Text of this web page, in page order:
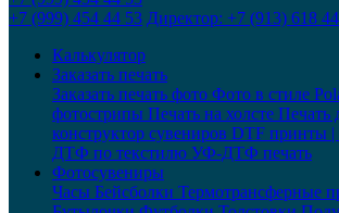
+7 (999) 454 44 53 Директор: +7 (913) 618
Калькулятор
Заказать печать
Заказать печать фото Фото в стиле
фотострипы Печать на холсте Печать
конструктор сувениров DTF принты |
ДТФ по текстилю УФ-ДТФ печать
Фотосувениры
Часы Бейсболки Термотрансферные